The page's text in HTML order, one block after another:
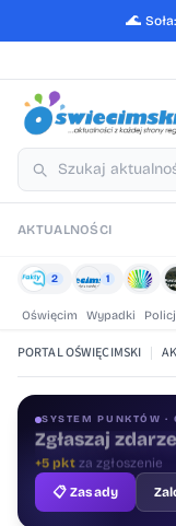
🌊 Soła:
AKTUALNOŚCI
2 1
Oświęcim Wypadki
PORTAL OŚWIĘCIMSKI |
SYSTEM PUNKTÓW
Oceniaj treści
+1 pktza ocenę
📋 Zasady